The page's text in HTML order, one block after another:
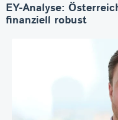
EY-Analyse:
finanziell robust